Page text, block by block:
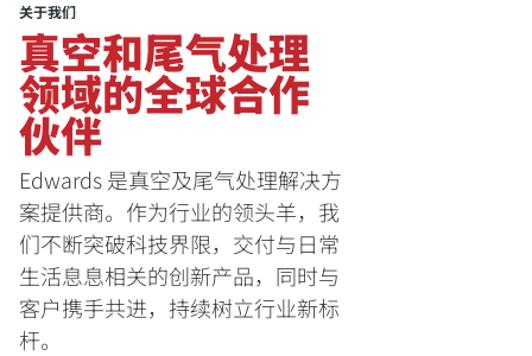
关于我们
真空和尾气处理
领域的全球合作
伙伴
Edwards 是真空及尾气处理解决方
案提供商。作为行业的领头羊，我
们不断突破科技界限，交付与日常
生活息息相关的创新产品，同时与
客户携手共进，持续树立行业新标
杆。